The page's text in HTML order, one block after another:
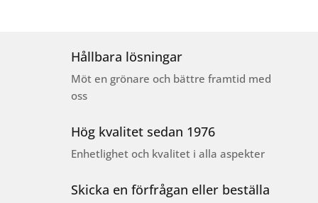
Hållbara lösningar
Möt en grönare och bättre framtid med
oss
Hög kvalitet sedan 1976
Enhetlighet och kvalitet i alla aspekter
Skicka en förfrågan eller beställa